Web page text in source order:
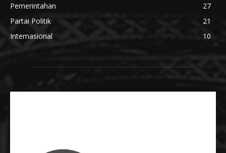
Pemerintahan
27
Partai Politik
21
Internasional
10